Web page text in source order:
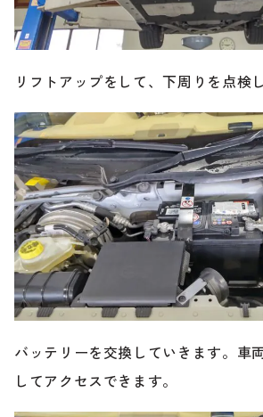
リフトアップをして、下周りを点検
バッテリーを交換していきます。車
してアクセスできます。